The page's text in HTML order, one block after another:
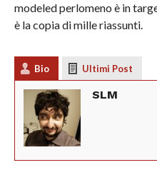
modeled perlomeno è in
è la copia di mille riassunti.
Bio Ultimi Post
SLM